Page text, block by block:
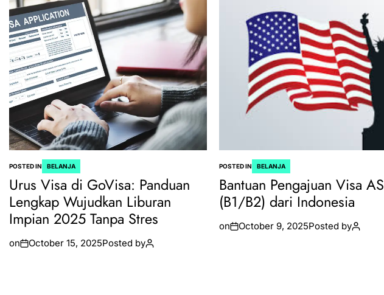
POSTED IN BELANJA
Urus Visa di GoVisa: Panduan
Lengkap Wujudkan Liburan
Impian 2025 Tanpa Stres
on October 15, 2025Posted by
POSTED IN BELANJA
Bantuan Pengajuan Visa AS
(B1/B2) dari Indonesia
on October 9, 2025Posted by